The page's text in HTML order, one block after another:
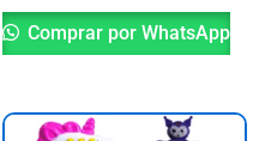
Comprar por WhatsApp